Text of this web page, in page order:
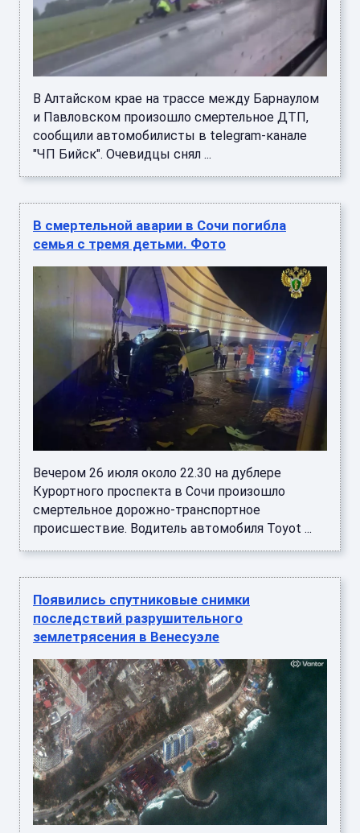
В Алтайском крае на трассе между Барнаулом
и Павловском произошло смертельное ДТП,
сообщили автомобилисты в telegram-канале
"ЧП Бийск". Очевидцы снял ...
В смертельной аварии в Сочи погибла
семья с тремя детьми. Фото
Вечером 26 июля около 22.30 на дублере
Курортного проспекта в Сочи произошло
смертельное дорожно-транспортное
происшествие. Водитель автомобиля Toyot ...
Появились спутниковые снимки
последствий разрушительного
землетрясения в Венесуэле